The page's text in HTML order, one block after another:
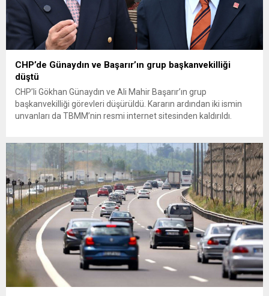
CHP’de Günaydın ve Başarır’ın grup başkanvekilliği
düştü
CHP’li Gökhan Günaydın ve Ali Mahir Başarır’ın grup
başkanvekilliği görevleri düşürüldü. Kararın ardından iki ismin
unvanları da TBMM’nin resmi internet sitesinden kaldırıldı.
çıkarma cezası uygulanmak üzere Yüksek Disiplin Kurulu’na
(YDK) sevk edilen ve partideki tüm görevlerinden...